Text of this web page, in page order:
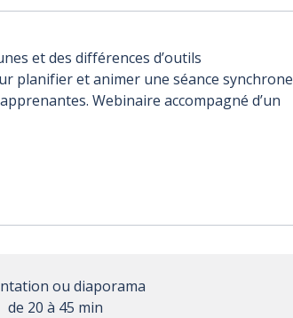
et des différences d’outils
planifier et animer une séance synchrone
Webinaire accompagné d’un
ou diaporama
de 20 à 45 min